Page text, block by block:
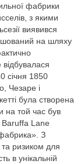
фабрики
з якими
виявився
на шляху
відбувалася
січня 1850
Чезаре і
була створена
на той час був
Baruffa Lane
З
та ризиком для
в унікальній